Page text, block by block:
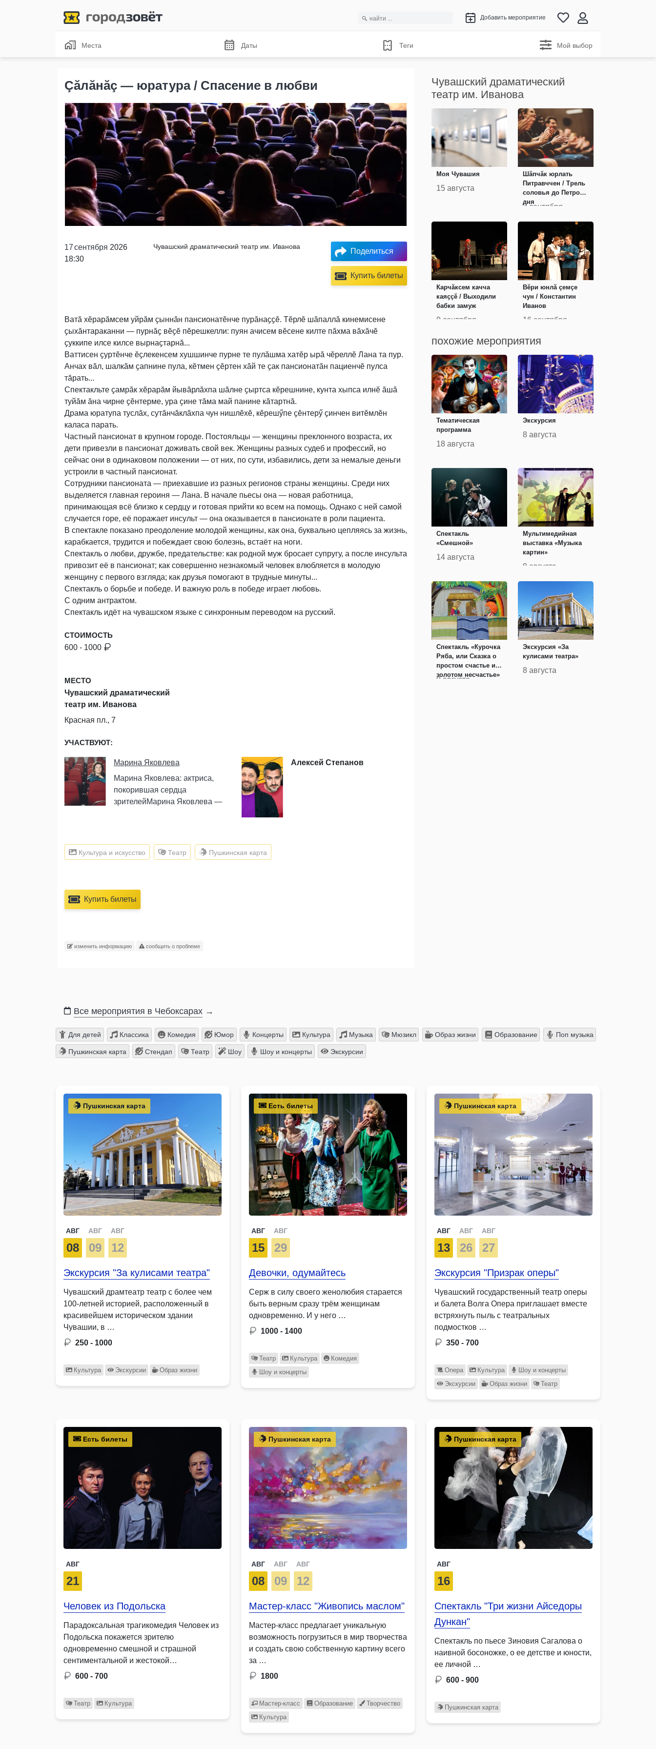
Добавить мероприятие
Места Даты Теги Мой выбор
Çăлăнăç — юратура / Спасение в любви
17сентября 2026
18:30
Чувашский драматический театр им. Иванова
Поделиться
Купить билеты
Ватӑ хӗрарӑмсем уйрӑм ҫыннӑн пансионатӗнче пурӑнаҫҫӗ. Тӗрлӗ шӑпаллӑ кинемисене
ҫыхӑнтараканни — пурнӑҫ вӗҫӗ пӗрешкелли: пуян ачисем вӗсене килте пӑхма вӑхӑчӗ
ҫуккипе илсе килсе вырнаҫтарнӑ...
Ваттисен ҫуртӗнче ӗҫлекенсем хушшинче пурне те пулӑшма хатӗр ырӑ чӗреллӗ Лана та пур.
Анчах вӑл, шалкӑм ҫапнине пула, кӗтмен ҫӗртен хӑй те ҫак пансионатӑн пациенчӗ пулса
тӑрать...
Спектакльте ҫамрӑк хӗрарӑм йывӑрлӑхпа шӑлне ҫыртса кӗрешнине, кунта хыпса илнӗ ӑшӑ
туйӑм ӑна чирне ҫӗнтерме, ура ҫине тӑма май панине кӑтартнӑ.
Драма юратупа туслӑх, сутӑнчӑклӑхпа чун нишлӗхӗ, кӗрешӳпе ҫӗнтерӳ ҫинчен витӗмлӗн
каласа парать.
Частный пансионат в крупном городе. Постояльцы — женщины преклонного возраста, их
дети привезли в пансионат доживать свой век. Женщины разных судеб и профессий, но
сейчас они в одинаковом положении — от них, по сути, избавились, дети за немалые деньги
устроили в частный пансионат.
Сотрудники пансионата — приехавшие из разных регионов страны женщины. Среди них
выделяется главная героиня — Лана. В начале пьесы она — новая работница,
принимающая всё близко к сердцу и готовая прийти ко всем на помощь. Однако с ней самой
случается горе, её поражает инсульт — она оказывается в пансионате в роли пациента.
В спектакле показано преодоление молодой женщины, как она, буквально цепляясь за жизнь,
карабкается, трудится и побеждает свою болезнь, встаёт на ноги.
Спектакль о любви, дружбе, предательстве: как родной муж бросает супругу, а после инсульта
привозит её в пансионат; как совершенно незнакомый человек влюбляется в молодую
женщину с первого взгляда; как друзья помогают в трудные минуты...
Спектакль о борьбе и победе. И важную роль в победе играет любовь.
С одним антрактом.
Спектакль идёт на чувашском языке с синхронным переводом на русский.
СТОИМОСТЬ
600 - 1000
МЕСТО
Чувашский драматический
театр им. Иванова
Красная пл., 7
УЧАСТВУЮТ:
Марина Яковлева
Марина Яковлева: актриса,
покорившая сердца
зрителейМарина Яковлева —
Алексей Степанов
Культура и искусство Театр Пушкинская карта
Купить билеты
изменить информацию сообщить о проблеме
Чувашский драматический
театр им. Иванова
Моя Чувашия
15 августа
Шăпчăк юрлать
Питравччен / Трель
соловья до Петрова
дня
3 сентября
Карчӑксем качча
каяççӗ / Выходили
бабки замуж
9 сентября
Вĕри юнлă çемçе
чун / Константин
Иванов
16 сентября
похожие мероприятия
Тематическая
программа
18 августа
Экскурсия
8 августа
Спектакль
«Смешной»
14 августа
Мультимедийная
выставка «Музыка
картин»
9 августа
Спектакль «Курочка
Ряба, или Сказка о
простом счастье и
золотом несчастье»
9 августа
Экскурсия «За
кулисами театра»
8 августа
Все мероприятия в Чебоксарах →
Для детей Классика Комедия Юмор Концерты Культура Музыка Мюзикл Образ жизни Образование Поп музыка
Пушкинская карта Стендап Театр Шоу Шоу и концерты Экскурсии
Пушкинская карта
АВГ
08
АВГ
09
АВГ
12
Экскурсия "За кулисами театра"
Чувашский драмтеатр театр с более чем
100-летней историей, расположенный в
красивейшем историческом здании
Чувашии, в …
250 - 1000
Культура Экскурсии Образ жизни
Есть билеты
АВГ
15
АВГ
29
Девочки, одумайтесь
Серж в силу своего женолюбия старается
быть верным сразу трём женщинам
одновременно. И у него …
1000 - 1400
Театр Культура
Комедия
Шоу и концерты
Пушкинская карта
АВГ
13
АВГ
26
АВГ
27
Экскурсия "Призрак оперы"
Чувашский государственный театр оперы
и балета Волга Опера приглашает вместе
встряхнуть пыль с театральных
подмостков …
350 - 700
Опера Культура
Шоу и концерты
Экскурсии
Образ жизни Театр
Есть билеты
АВГ
21
Человек из Подольска
Парадоксальная трагикомедия Человек из
Подольска покажется зрителю
одновременно смешной и страшной
сентиментальной и жестокой
объясняющей …
600 - 700
Театр Культура
Пушкинская карта
АВГ
08
АВГ
09
АВГ
12
Мастер-класс "Живопись маслом"
Мастер-класс предлагает уникальную
возможность погрузиться в мир творчества
и создать свою собственную картину всего
за …
1800
Мастер-класс Образование
Творчество
Культура
Пушкинская карта
АВГ
16
Спектакль "Три жизни Айседоры
Дункан"
Спектакль по пьесе Зиновия Сагалова о
наивной босоножке, о ее детстве и юности,
ее личной …
600 - 900
Пушкинская карта